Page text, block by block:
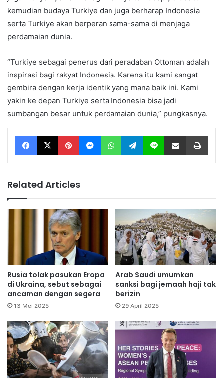
kemudian budaya Turkiye dan juga berharap Indonesia
serta Turkiye akan berperan sama-sama di menjaga
perdamaian dunia.
“Turkiye sebagai penerus dari peradaban Ottoman adalah
inspirasi bagi rakyat Indonesia. Karena itu kami sangat
gembira dengan kerja identik yang mana baik ini. Kami
yakin ke depan Turkiye serta Indonesia bisa jadi
sumbangan besar untuk perdamaian dunia,” pungkasnya.
Facebook X Pinterest Messenger WhatsApp Telegram Line Share via Email
Related Articles
Rusia tolak pasukan Eropa
di Ukraina, sebut sebagai
ancaman dengan segera
13 Mei 2025
Arab Saudi umumkan
sanksi bagi jemaah haji tak
berizin
29 April 2025